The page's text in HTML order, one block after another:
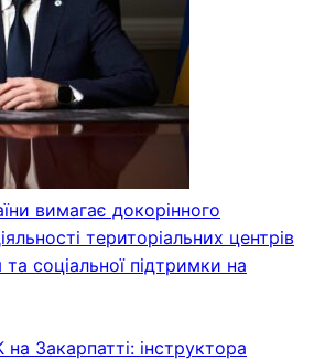
вимагає докорінного
територіальних центрів
соціальної підтримки на
Закарпатті: інструктора